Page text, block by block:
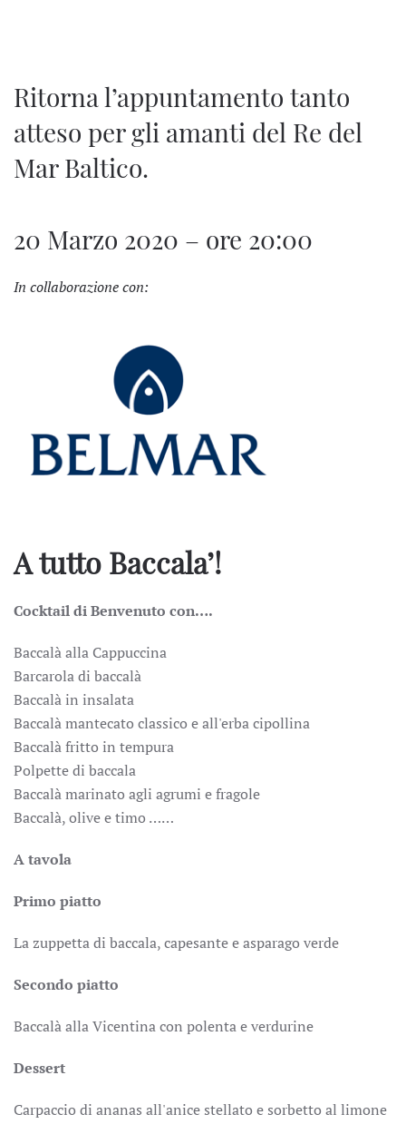
Ritorna l’appuntamento tanto
atteso per gli amanti del Re del
Mar Baltico.
20 Marzo 2020 – ore 20:00
In collaborazione con:
A tutto Baccala’!
Cocktail di Benvenuto con….
Baccalà alla Cappuccina
Barcarola di baccalà
Baccalà in insalata
Baccalà mantecato classico e all'erba cipollina
Baccalà fritto in tempura
Polpette di baccala
Baccalà marinato agli agrumi e fragole
Baccalà, olive e timo ……
A tavola
Primo piatto
La zuppetta di baccala, capesante e asparago verde
Secondo piatto
Baccalà alla Vicentina con polenta e verdurine
Dessert
Carpaccio di ananas all'anice stellato e sorbetto al limone